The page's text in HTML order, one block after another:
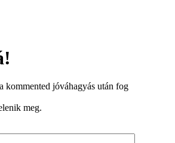
kommented jóváhagyás után fog
meg.